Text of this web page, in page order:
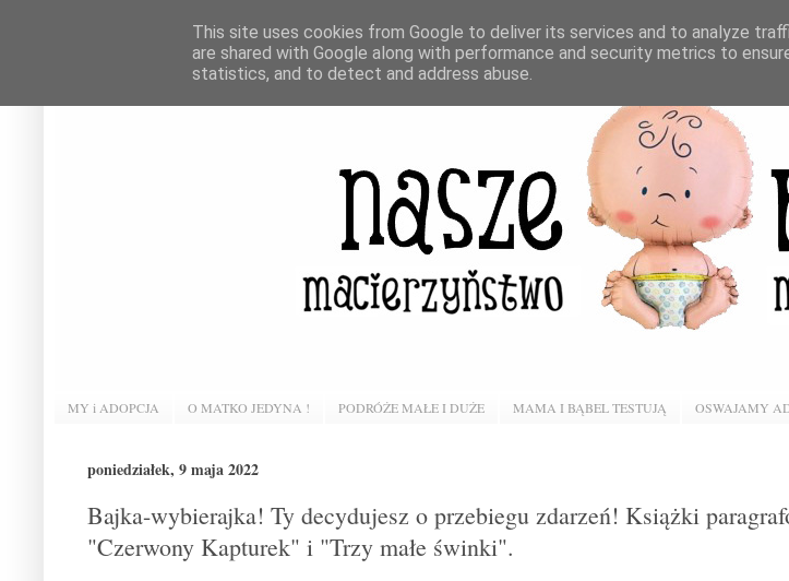
MY i ADOPCJA O MATKO JEDYNA ! PODRÓŻE MAŁE I DUŻE MAMA I BĄBEL TESTUJĄ OSWAJAMY
poniedziałek, 9 maja 2022
Bajka-wybierajka! Ty decydujesz o przebiegu zdarzeń! Książki
"Czerwony Kapturek" i "Trzy małe świnki".
This site uses cookies from Google to deliver its services and to analyze
are shared with Google along with performance and security metrics to
statistics, and to detect and address abuse.